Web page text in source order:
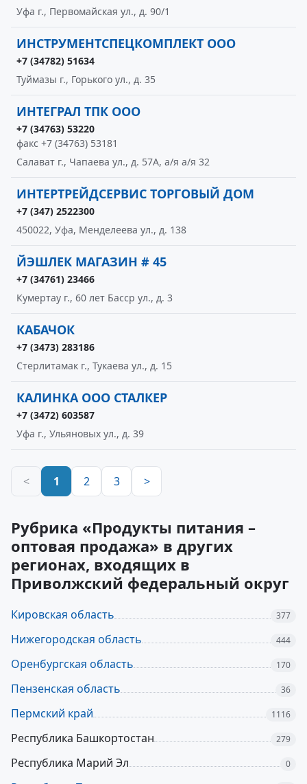
Уфа г., Первомайская ул., д. 90/1
ИНСТРУМЕНТСПЕЦКОМПЛЕКТ ООО
+7 (34782) 51634
Туймазы г., Горького ул., д. 35
ИНТЕГРАЛ ТПК ООО
+7 (34763) 53220
факс +7 (34763) 53181
Салават г., Чапаева ул., д. 57А, а/я а/я 32
ИНТЕРТРЕЙДСЕРВИС ТОРГОВЫЙ ДОМ
+7 (347) 2522300
450022, Уфа, Менделеева ул., д. 138
ЙЭШЛЕК МАГАЗИН # 45
+7 (34761) 23466
Кумертау г., 60 лет Басср ул., д. 3
КАБАЧОК
+7 (3473) 283186
Стерлитамак г., Тукаева ул., д. 15
КАЛИНКА ООО СТАЛКЕР
+7 (3472) 603587
Уфа г., Ульяновых ул., д. 39
< 1 2 3 >
Рубрика «Продукты питания –
оптовая продажа» в других
регионах, входящих в
Приволжский федеральный округ
Кировская область 377
Нижегородская область 444
Оренбургская область 170
Пензенская область 36
Пермский край 1116
Республика Башкортостан 279
Республика Марий Эл 0